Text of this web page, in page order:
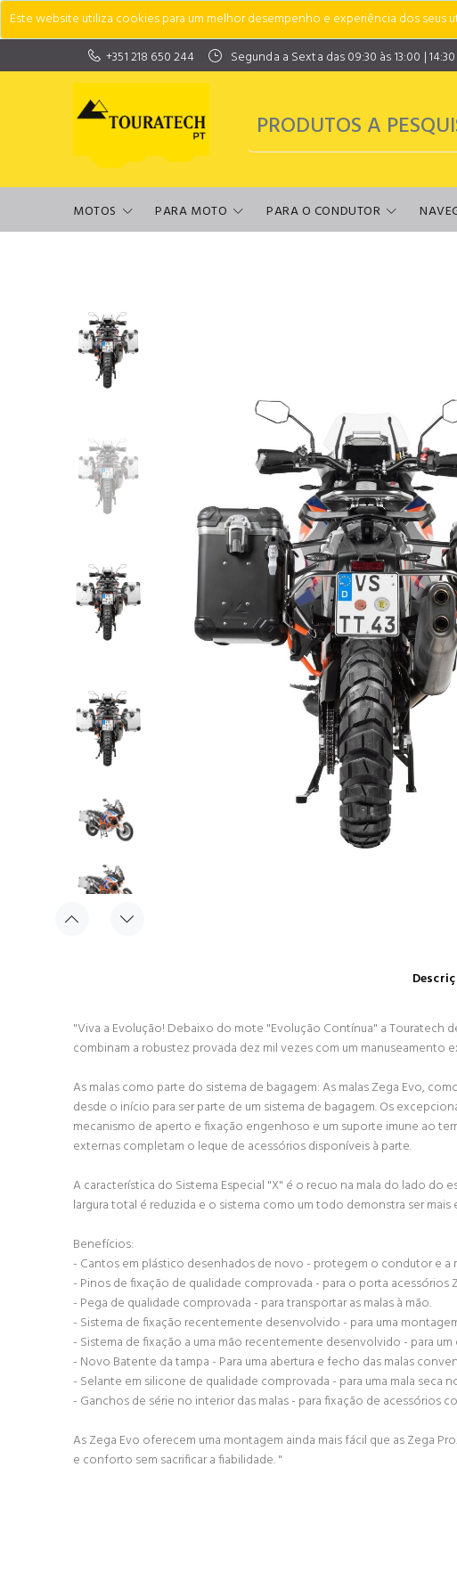
Este website utiliza cookies para um melhor desempenho e experiência dos
+351 218 650 244
Segunda a Sexta das 09:30 às 13:00 |
MOTOS PARA MOTO PARA O CONDUTOR
"Viva a Evolução! Debaixo do mote "Evolução Contínua" a Touratech
combinam a robustez provada dez mil vezes com um
As malas como parte do sistema de bagagem: As malas Zega Evo,
desde o início para ser parte de um sistema de bagagem. Os
mecanismo de aperto e fixação engenhoso e um suporte imune ao
externas completam o leque de acessórios disponíveis à parte.
A característica do Sistema Especial "X" é o recuo na mala do lado
largura total é reduzida e o sistema como um todo demonstra ser
Benefícios:
- Cantos em plástico desenhados de novo - protegem o condutor e a
- Pinos de fixação de qualidade comprovada - para o porta acessórios
- Pega de qualidade comprovada - para transportar as malas à mão.
- Sistema de fixação recentemente desenvolvido - para uma
- Sistema de fixação a uma mão recentemente desenvolvido - para
- Novo Batente da tampa - Para uma abertura e fecho das malas
- Selante em silicone de qualidade comprovada - para uma mala seca
- Ganchos de série no interior das malas - para fixação de acessórios
As Zega Evo oferecem uma montagem ainda mais fácil que as Zega
e conforto sem sacrificar a fiabilidade. "